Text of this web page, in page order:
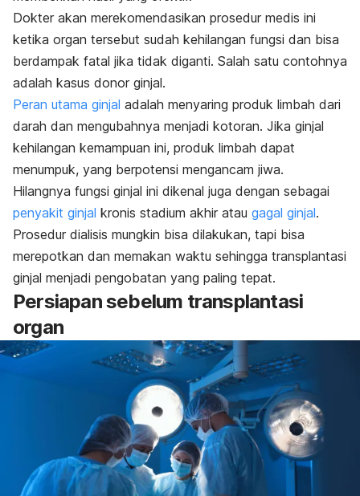
Dokter akan merekomendasikan prosedur medis ini
ketika organ tersebut sudah kehilangan fungsi dan bisa
berdampak fatal jika tidak diganti. Salah satu contohnya
adalah kasus donor ginjal.
Peran utama ginjal adalah menyaring produk limbah dari
darah dan mengubahnya menjadi kotoran. Jika ginjal
kehilangan kemampuan ini, produk limbah dapat
menumpuk, yang berpotensi mengancam jiwa.
Hilangnya fungsi ginjal ini dikenal juga dengan sebagai
penyakit ginjal kronis stadium akhir atau gagal ginjal.
Prosedur dialisis mungkin bisa dilakukan, tapi bisa
merepotkan dan memakan waktu sehingga transplantasi
ginjal menjadi pengobatan yang paling tepat.
Persiapan sebelum transplantasi
organ